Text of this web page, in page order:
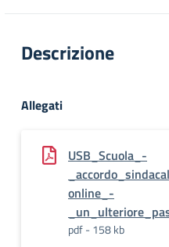
Descrizione
Allegati
USB_Scuola_-
online_-
pdf - 158 kb